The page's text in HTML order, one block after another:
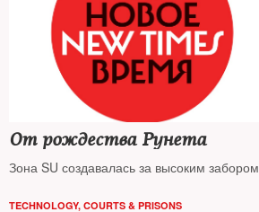
От рождества Рунета
Зона SU создавалась за высоким забором
TECHNOLOGY, COURTS & PRISONS